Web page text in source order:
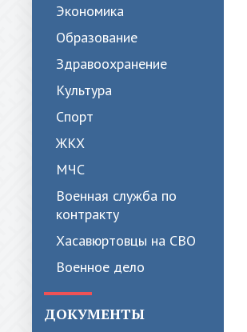
Экономика
Образование
Здравоохранение
Культура
Спорт
ЖКХ
МЧС
Военная служба по
контракту
Хасавюртовцы на СВО
Военное дело
ДОКУМЕНТЫ